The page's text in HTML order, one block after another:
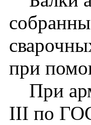
при
При
III по